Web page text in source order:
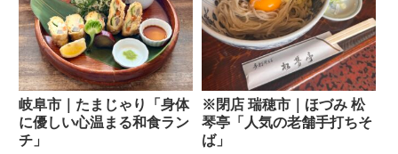
岐阜市｜たまじゃり「身体
に優しい心温まる和食ラン
チ」
※閉店 瑞穂市｜ほづみ 松
琴亭「人気の老舗手打ちそ
ば」